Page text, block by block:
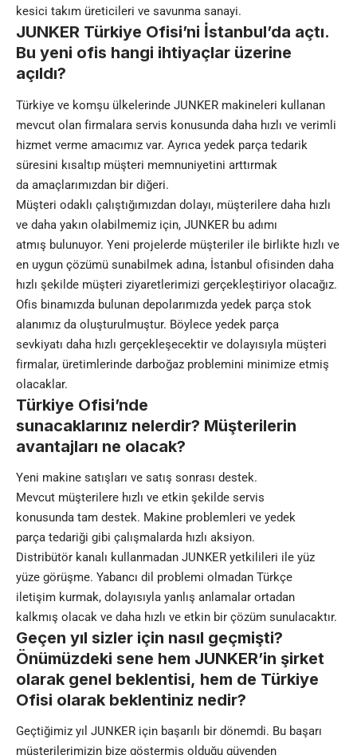
kesici takım üreticileri ve savunma sanayi.
JUNKER Türkiye Ofisi’ni İstanbul’da açtı.
Bu yeni ofis hangi ihtiyaçlar üzerine
açıldı?
Türkiye ve komşu ülkelerinde JUNKER makineleri kullanan
mevcut olan firmalara servis konusunda daha hızlı ve verimli
hizmet verme amacımız var. Ayrıca yedek parça tedarik
süresini kısaltıp müşteri memnuniyetini arttırmak
da amaçlarımızdan bir diğeri.
Müşteri odaklı çalıştığımızdan dolayı, müşterilere daha hızlı
ve daha yakın olabilmemiz için, JUNKER bu adımı
atmış bulunuyor. Yeni projelerde müşteriler ile birlikte hızlı ve
en uygun çözümü sunabilmek adına, İstanbul ofisinden daha
hızlı şekilde müşteri ziyaretlerimizi gerçekleştiriyor olacağız.
Ofis binamızda bulunan depolarımızda yedek parça stok
alanımız da oluşturulmuştur. Böylece yedek parça
sevkiyatı daha hızlı gerçekleşecektir ve dolayısıyla müşteri
firmalar, üretimlerinde darboğaz problemini minimize etmiş
olacaklar.
Türkiye Ofisi’nde
sunacaklarınız nelerdir? Müşterilerin
avantajları ne olacak?
Yeni makine satışları ve satış sonrası destek.
Mevcut müşterilere hızlı ve etkin şekilde servis
konusunda tam destek. Makine problemleri ve yedek
parça tedariği gibi çalışmalarda hızlı aksiyon.
Distribütör kanalı kullanmadan JUNKER yetkilileri ile yüz
yüze görüşme. Yabancı dil problemi olmadan Türkçe
iletişim kurmak, dolayısıyla yanlış anlamalar ortadan
kalkmış olacak ve daha hızlı ve etkin bir çözüm sunulacaktır.
Geçen yıl sizler için nasıl geçmişti?
Önümüzdeki sene hem JUNKER’in şirket
olarak genel beklentisi, hem de Türkiye
Ofisi olarak beklentiniz nedir?
Geçtiğimiz yıl JUNKER için başarılı bir dönemdi. Bu başarı
müşterilerimizin bize göstermiş olduğu güvenden